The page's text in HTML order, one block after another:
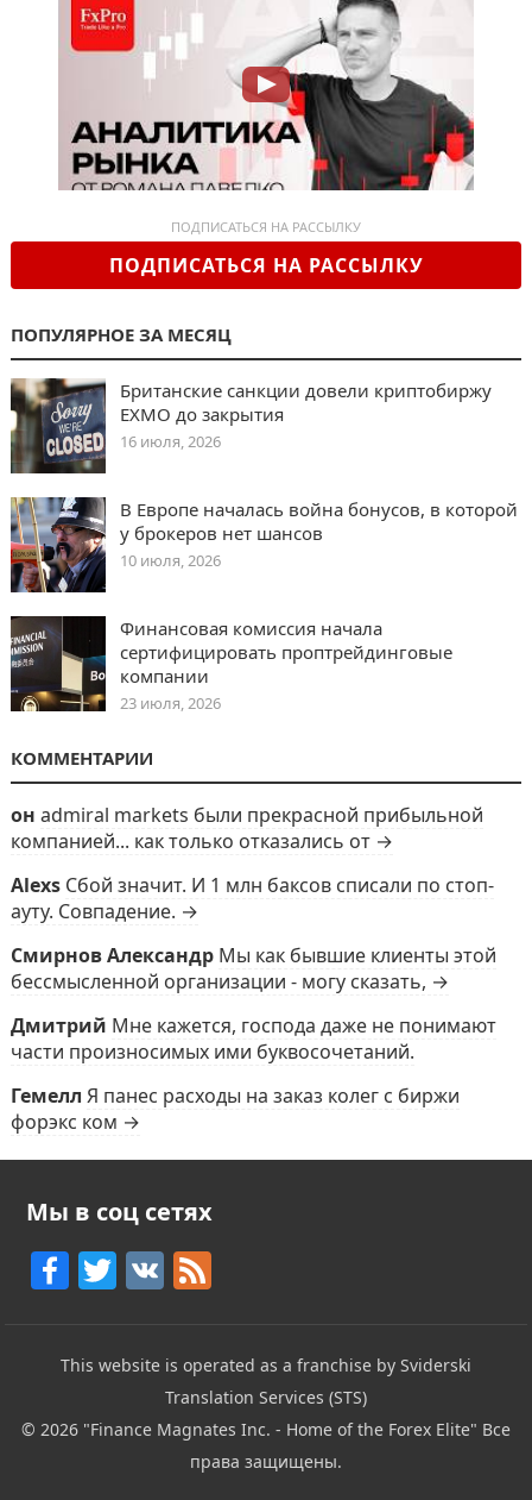
ПОДПИСАТЬСЯ НА РАССЫЛКУ
ПОДПИСАТЬСЯ НА РАССЫЛКУ
ПОПУЛЯРНОЕ ЗА МЕСЯЦ
Британские санкции довели криптобиржу
EXMO до закрытия
16 июля, 2026
В Европе началась война бонусов, в которой
у брокеров нет шансов
10 июля, 2026
Финансовая комиссия начала
сертифицировать проптрейдинговые
компании
23 июля, 2026
КОММЕНТАРИИ
он admiral markets были прекрасной прибыльной
компанией... как только отказались от →
Alexs Сбой значит. И 1 млн баксов списали по стоп-
ауту. Совпадение. →
Смирнов Александр Мы как бывшие клиенты этой
бессмысленной организации - могу сказать, →
Дмитрий Мне кажется, господа даже не понимают
части произносимых ими буквосочетаний.
Гемелл Я панес расходы на заказ колег с биржи
форэкс ком →
Мы в соц сетях
F
c
e
b
T
itt
er
V F
e
d
This website is operated as a franchise by Sviderski
Translation Services (STS)
© 2026 "Finance Magnates Inc. - Home of the Forex Elite" Все
права защищены.